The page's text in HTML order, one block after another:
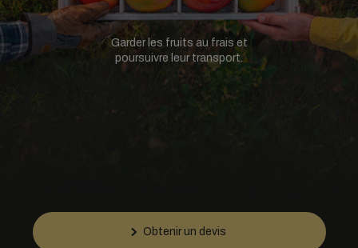
Garder les fruits au frais et
poursuivre leur transport.
Obtenir un devis